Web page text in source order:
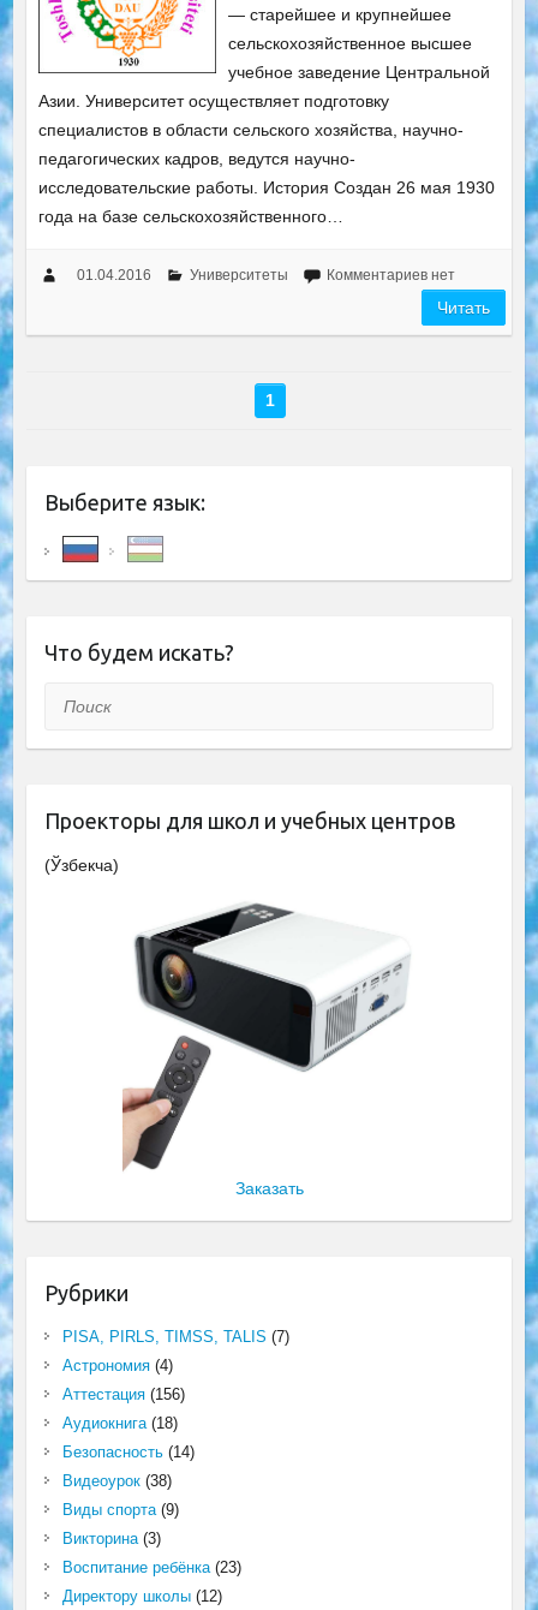
— старейшее и крупнейшее
сельскохозяйственное высшее
учебное заведение Центральной
Азии. Университет осуществляет подготовку
специалистов в области сельского хозяйства, научно-
педагогических кадров, ведутся научно-
исследовательские работы. История Создан 26 мая 1930
года на базе сельскохозяйственного…
01.04.2016 Университеты Комментариев нет
Читать
1
Выберите язык:
Что будем искать?
Поиск
Проекторы для школ и учебных центров
(Ўзбекча)
Заказать
Рубрики
PISA, PIRLS, TIMSS, TALIS (7)
Астрономия(4)
Аттестация(156)
Аудиокнига(18)
Безопасность(14)
Видеоурок(38)
Виды спорта(9)
Викторина(3)
Воспитание ребёнка(23)
Директору школы(12)